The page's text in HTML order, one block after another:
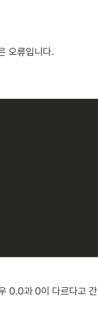
오류입니다.
0.0과 0이 다르다고 간